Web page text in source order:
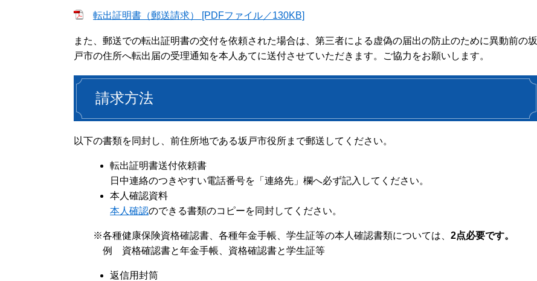
転出証明書（郵送請求） [PDFファイル／130KB]
また、郵送での転出証明書の交付を依頼された場合は、第三者による虚偽の届出の防止のために異動前の坂
戸市の住所へ転出届の受理通知を本人あてに送付させていただきます。ご協力をお願いします。
請求方法
以下の書類を同封し、前住所地である坂戸市役所まで郵送してください。
転出証明書送付依頼書
日中連絡のつきやすい電話番号を「連絡先」欄へ必ず記入してください。
本人確認資料
本人確認のできる書類のコピーを同封してください。
※各種健康保険資格確認書、各種年金手帳、学生証等の本人確認書類については、 2点必要です。
例 資格確認書と年金手帳、資格確認書と学生証等
返信用封筒